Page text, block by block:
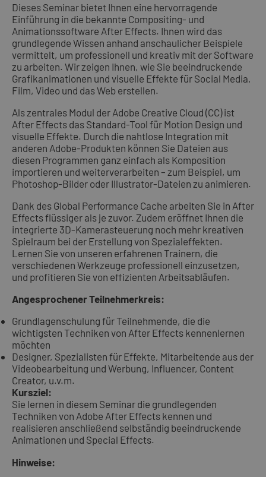
Dieses Seminar bietet Ihnen eine hervorragende
Einführung in die bekannte Compositing- und
Animationssoftware After Effects. Ihnen wird das
grundlegende Wissen anhand anschaulicher Beispiele
vermittelt, um professionell und kreativ mit der Software
zu arbeiten. Wir zeigen Ihnen, wie Sie beeindruckende
Grafikanimationen und visuelle Effekte für Social Media,
Film, Video und das Web erstellen.
Als zentrales Modul der Adobe Creative Cloud (CC) ist
After Effects das Standard-Tool für Motion Design und
visuelle Effekte. Durch die nahtlose Integration mit
anderen Adobe-Produkten können Sie Dateien aus
diesen Programmen ganz einfach als Komposition
importieren und weiterverarbeiten – zum Beispiel, um
Photoshop-Bilder oder Illustrator-Dateien zu animieren.
Dank des Global Performance Cache arbeiten Sie in After
Effects flüssiger als je zuvor. Zudem eröffnet Ihnen die
integrierte 3D-Kamerasteuerung noch mehr kreativen
Spielraum bei der Erstellung von Spezialeffekten.
Lernen Sie von unseren erfahrenen Trainern, die
verschiedenen Werkzeuge professionell einzusetzen,
und profitieren Sie von effizienten Arbeitsabläufen.
Angesprochener Teilnehmerkreis:
Grundlagenschulung für Teilnehmende, die die
wichtigsten Techniken von After Effects kennenlernen
möchten
Designer, Spezialisten für Effekte, Mitarbeitende aus der
Videobearbeitung und Werbung, Influencer, Content
Creator, u.v.m.
Kursziel:
Sie lernen in diesem Seminar die grundlegenden
Techniken von Adobe After Effects kennen und
realisieren anschließend selbständig beeindruckende
Animationen und Special Effects.
Hinweise: